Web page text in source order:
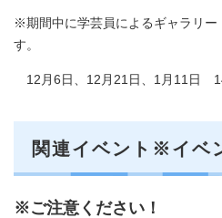
※期間中に学芸員によるギャラリー
す。
12月6日、12月21日、1月11日
関連イベント※イベ
※ご注意ください！